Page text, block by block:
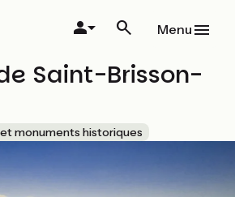
Menu
Saint-Brisson-
et monuments historiques